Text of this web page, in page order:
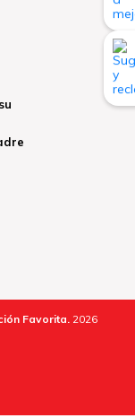
Favorita. 2026